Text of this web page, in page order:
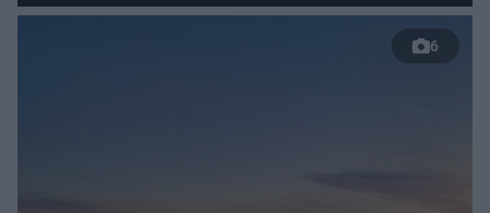
szczyt Gór Świętokrzyskich
6